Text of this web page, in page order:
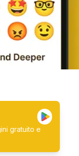
gratuito e